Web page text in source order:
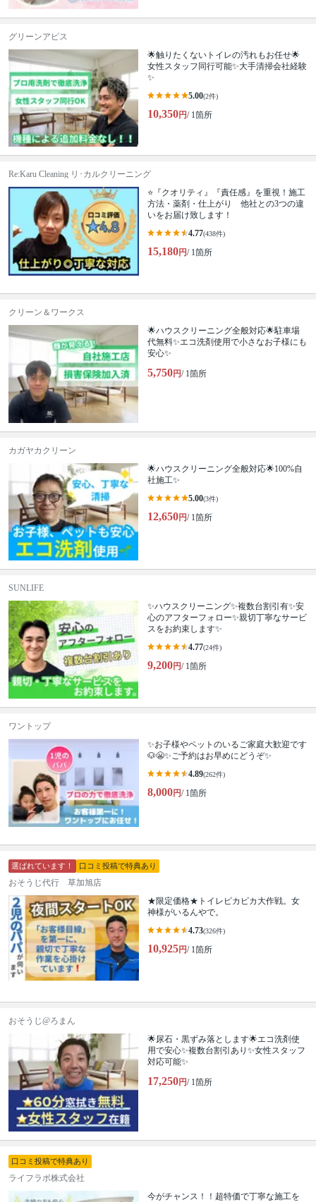
グリーンアピス
🌟触りたくないトイレの汚れもお任せ🌟
女性スタッフ同行可能✨大手清掃会社経験
✨
5.00(2件)
10,350円/ 1箇所
Re:Karu Cleaning リ･カルクリーニング
⭐『クオリティ』『責任感』を重視！施工
方法・薬剤・仕上がり 他社との3つの違
いをお届け致します！
4.77(438件)
15,180円/ 1箇所
クリーン＆ワークス
🌟ハウスクリーニング全般対応🌟駐車場
代無料✨エコ洗剤使用で小さなお子様にも
安心✨
5,750円/ 1箇所
カガヤカクリーン
🌟ハウスクリーニング全般対応🌟100%自
社施工✨
5.00(3件)
12,650円/ 1箇所
SUNLIFE
✨ハウスクリーニング✨複数台割引有✨安
心のアフターフォロー✨親切丁寧なサービ
スをお約束します✨
4.77(24件)
9,200円/ 1箇所
ワントップ
✨お子様やペットのいるご家庭大歓迎です
🐶😬✨ご予約はお早めにどうぞ✨
4.89(262件)
8,000円/ 1箇所
選ばれています！ 口コミ投稿で特典あり
おそうじ代行 草加旭店
★限定価格★トイレピカピカ大作戦。女
神様がいるんやで。
4.73(326件)
10,925円/ 1箇所
おそうじ@ろまん
🌟尿石・黒ずみ落とします🌟エコ洗剤使
用で安心✨複数台割引あり✨女性スタッフ
対応可能✨
17,250円/ 1箇所
口コミ投稿で特典あり
ライフラボ株式会社
今がチャンス！！超特価で丁寧な施工を